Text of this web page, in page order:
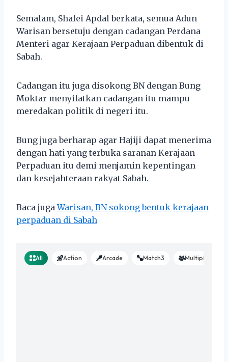
Semalam, Shafei Apdal berkata, semua Adun
Warisan bersetuju dengan cadangan Perdana
Menteri agar Kerajaan Perpaduan dibentuk di
Sabah.
Cadangan itu juga disokong BN dengan Bung
Moktar menyifatkan cadangan itu mampu
meredakan politik di negeri itu.
Bung juga berharap agar Hajiji dapat menerima
dengan hati yang terbuka saranan Kerajaan
Perpaduan itu demi menjamin kepentingan
dan kesejahteraan rakyat Sabah.
Baca jugaWarisan, BN sokong bentuk kerajaan
perpaduan di Sabah